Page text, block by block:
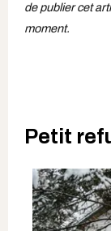
de publier cet
moment.
Petit